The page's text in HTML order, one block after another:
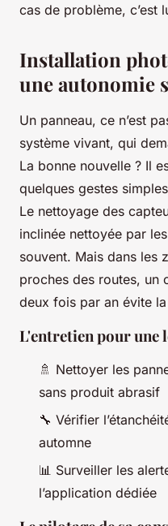
cas de problème, c’est
Installation
une autonomie
Un panneau, ce n’est
système vivant, qui
La bonne nouvelle ? Il
quelques gestes
Le nettoyage des
inclinée nettoyée par
souvent. Mais dans les
proches des routes, un
deux fois par an évite
L'entretien pour une
🚿 Nettoyer les
sans produit abrasif
🔧 Vérifier
automne
📊 Surveiller les
l’application dédiée